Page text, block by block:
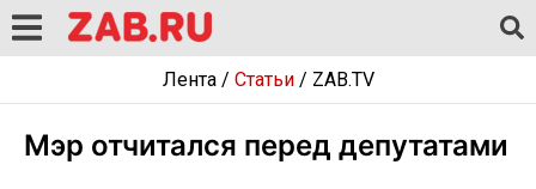
Лента/ Статьи/ ZAB.TV
Мэр отчитался перед депутатами